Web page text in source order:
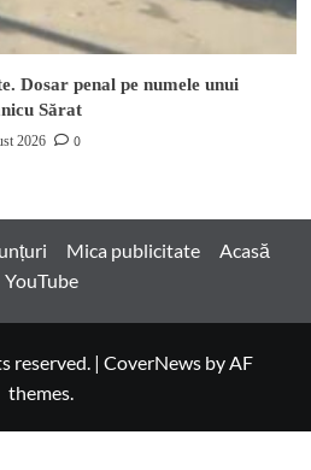
Dosar penal pe numele unui
Sărat
2026 0
Mica publicitate
Acasă
YouTube
reserved. | CoverNews by AF
themes.